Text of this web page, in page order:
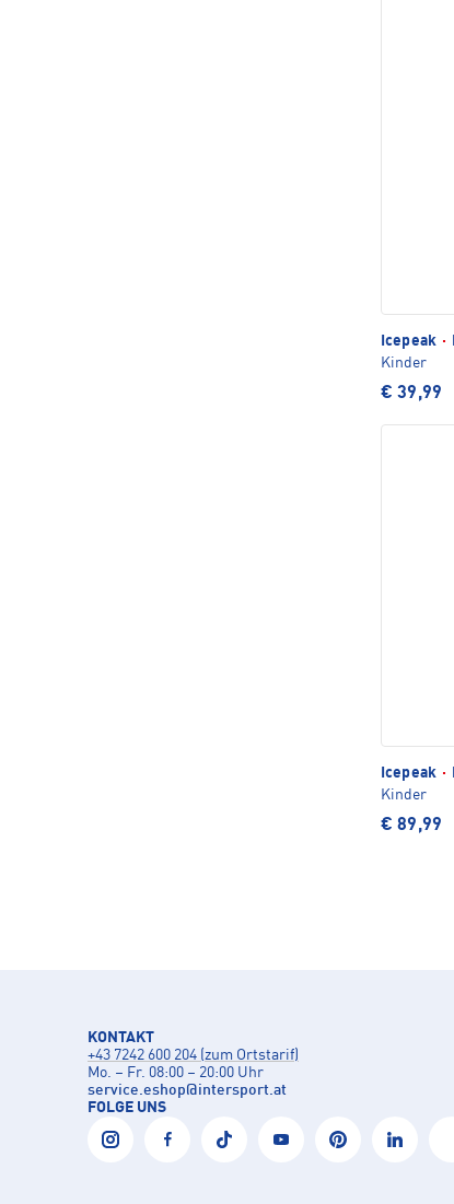
Icepeak ·
Kinder
€ 39,99
Icepeak ·
Kinder
€ 89,99
KONTAKT
+43 7242 600 204 (zum Ortstarif)
Mo. – Fr. 08:00 – 20:00 Uhr
service.eshop@intersport.at
FOLGE UNS